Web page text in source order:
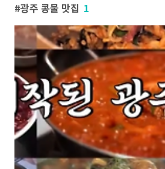
광주 콩물 맛집 1